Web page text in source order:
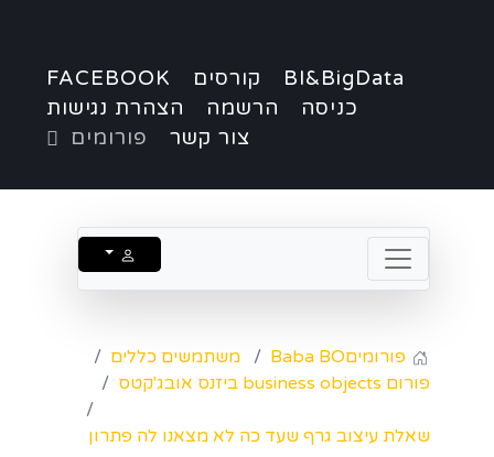
BI&BigData קורסים
FACEBOOK
כניסה
הרשמה
הצהרת נגישות
צור קשר
פורומים
פורומיםBaba BO
משתמשים כללים
פורום business objects ביזנס אובג'קטס
שאלת עיצוב גרף שעד כה לא מצאנו לה פתרון